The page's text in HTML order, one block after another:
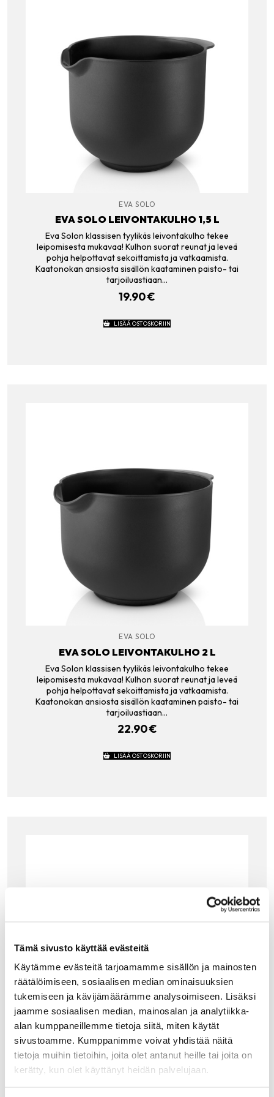
Tämä sivusto käyttää evästeitä
Käytämme evästeitä tarjoamamme sisällön ja mainosten
räätälöimiseen, sosiaalisen median ominaisuuksien
tukemiseen ja kävijämäärämme analysoimiseen. Lisäksi
jaamme sosiaalisen median, mainosalan ja analytiikka-
alan kumppaneillemme tietoja siitä, miten käytät
sivustoamme. Kumppanimme voivat yhdistää näitä
tietoja muihin tietoihin, joita olet antanut heille tai joita on
kerätty, kun olet käyttänyt heidän palvelujaan.
EVA SOLO
EVA SOLO LEIVONTAKULHO 1,5 L
Eva Solon klassisen tyylikäs leivontakulho tekee
leipomisesta mukavaa! Kulhon suorat reunat ja leveä
pohja helpottavat sekoittamista ja vatkaamista.
Kaatonokan ansiosta sisällön kaataminen paisto- tai
tarjoiluastiaan…
19.90€
LISÄÄ OSTOSKORIIN
EVA SOLO
EVA SOLO LEIVONTAKULHO 2 L
Eva Solon klassisen tyylikäs leivontakulho tekee
leipomisesta mukavaa! Kulhon suorat reunat ja leveä
pohja helpottavat sekoittamista ja vatkaamista.
Kaatonokan ansiosta sisällön kaataminen paisto- tai
tarjoiluastiaan…
22.90€
LISÄÄ OSTOSKORIIN
EVA SOLO